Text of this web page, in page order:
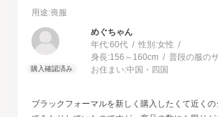
用途:喪服
めぐちゃん
年代:60代 性別:女性
身長:156～160cm 普段の服の
お住まい:中国・四国
ブラックフォーマルを新しく購入したくて近く